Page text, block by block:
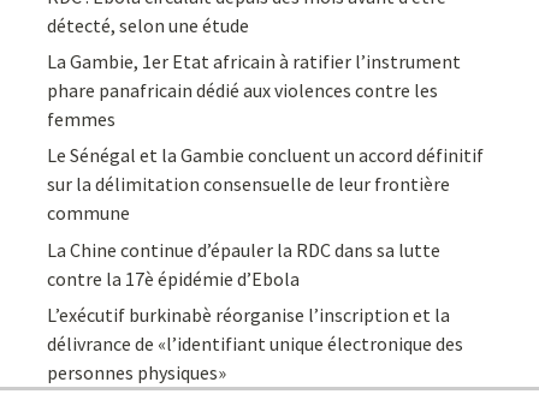
détecté, selon une étude
La Gambie, 1er Etat africain à ratifier l’instrument
phare panafricain dédié aux violences contre les
femmes
Le Sénégal et la Gambie concluent un accord définitif
sur la délimitation consensuelle de leur frontière
commune
La Chine continue d’épauler la RDC dans sa lutte
contre la 17è épidémie d’Ebola
L’exécutif burkinabè réorganise l’inscription et la
délivrance de «l’identifiant unique électronique des
personnes physiques»